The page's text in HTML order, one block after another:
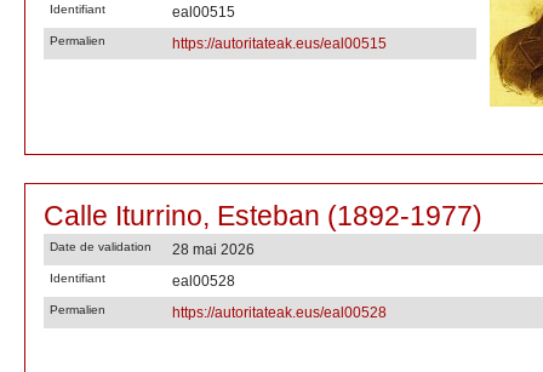
Identifiant eal00515
Permalien https://autoritateak.eus/eal00515
Calle Iturrino, Esteban (1892-1977)
Date de validation 28 mai 2026
Identifiant eal00528
Permalien https://autoritateak.eus/eal00528